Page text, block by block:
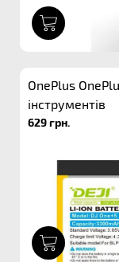
OnePlus
інструментів
629 грн.